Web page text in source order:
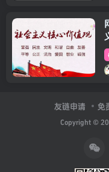
友链申请 免
Copyright ©